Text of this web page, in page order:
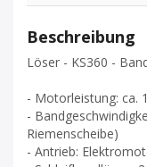
Beschreibung
Löser - KS360 -
- Motorleistung: ca.
-
Riemenscheibe)
- Antrieb: